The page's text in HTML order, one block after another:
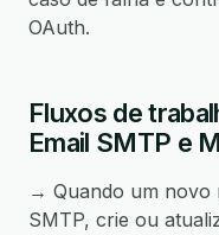
OAuth.
Fluxos de
Email SMTP e
→ Quando um novo
SMTP, crie ou